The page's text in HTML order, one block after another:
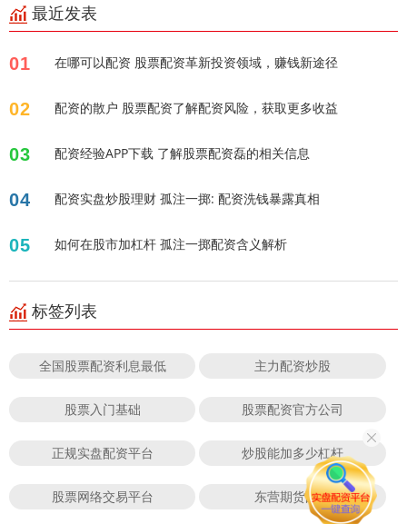
最近发表
01 在哪可以配资 股票配资革新投资领域，赚钱新途径
02 配资的散户 股票配资了解配资风险，获取更多收益
03 配资经验APP下载 了解股票配资磊的相关信息
04 配资实盘炒股理财 孤注一掷: 配资洗钱暴露真相
05 如何在股市加杠杆 孤注一掷配资含义解析
标签列表
全国股票配资利息最低 主力配资炒股
股票入门基础 股票配资官方公司
正规实盘配资平台 炒股能加多少杠杆
股票网络交易平台 东营期货配资